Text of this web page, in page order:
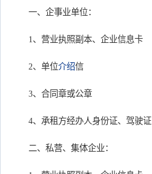
一、企事业单位：
1、营业执照副本、企业信息卡
2、单位介绍信
3、合同章或公章
4、承租方经办人身份证、驾驶证
二、私营、集体企业：